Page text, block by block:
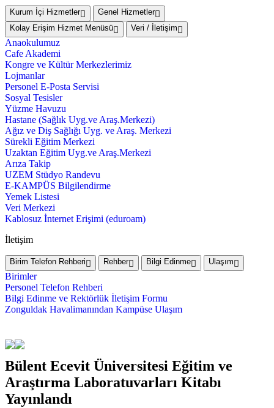
Kurum İçi Hizmetler
Genel Hizmetler
Kolay Erişim Hizmet Menüsü
Veri / İletişim
Anaokulumuz
Cafe Akademi
Kongre ve Kültür Merkezlerimiz
Lojmanlar
Personel E-Posta Servisi
Sosyal Tesisler
Yüzme Havuzu
Hastane (Sağlık Uyg.ve Araş.Merkezi)
Ağız ve Diş Sağlığı Uyg. ve Araş. Merkezi
Sürekli Eğitim Merkezi
Uzaktan Eğitim Uyg.ve Araş.Merkezi
Arıza Takip
UZEM Stüdyo Randevu
E-KAMPÜS Bilgilendirme
Yemek Listesi
Veri Merkezi
Kablosuz İnternet Erişimi (eduroam)
İletişim
Birim Telefon Rehberi Rehber Bilgi Edinme Ulaşım
Birimler
Personel Telefon Rehberi
Bilgi Edinme ve Rektörlük İletişim Formu
Zonguldak Havalimanından Kampüse Ulaşım
Bülent Ecevit Üniversitesi Eğitim ve
Araştırma Laboratuvarları Kitabı
Yayınlandı